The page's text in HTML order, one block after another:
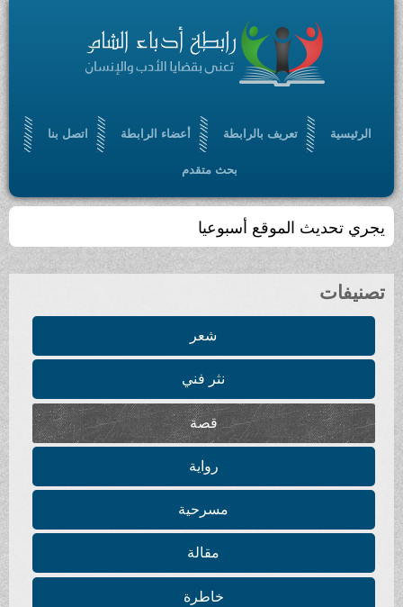
الرئيسية تعريف بالرابطة أعضاء الرابطة اتصل بنا
بحث متقدم
يجري تحديث الموقع أسبوعيا
تصنيفات
شعر
نثر فني
قصة
رواية
مسرحية
مقالة
خاطرة